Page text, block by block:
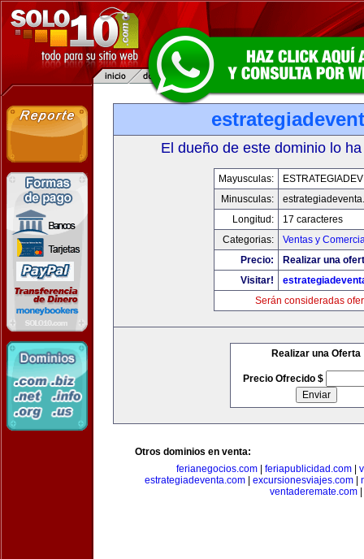
El dueño de este dominio lo
Mayusculas:
Minusculas:
Longitud:
17 caracteres
Categorias:
Ventas y
Precio:
Realizar una
Visitar!
Serán consideradas
Realizar una Oferta
Precio Ofrecido $
Otros dominios en venta:
ferianegocios.com| feriapublicidad.com|
estrategiadeventa.com| excursionesviajes.com|
ventaderemate.com